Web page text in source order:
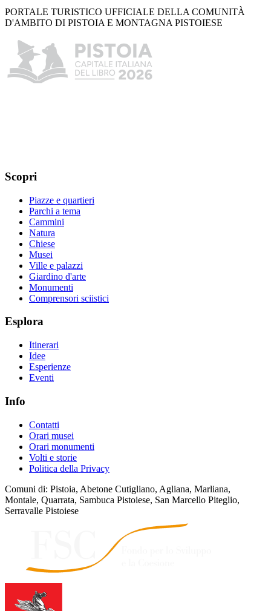
PORTALE TURISTICO UFFICIALE DELLA COMUNITÀ
D'AMBITO DI PISTOIA E MONTAGNA PISTOIESE
Scopri
Piazze e quartieri
Parchi a tema
Cammini
Natura
Chiese
Musei
Ville e palazzi
Giardino d'arte
Monumenti
Comprensori sciistici
Esplora
Itinerari
Idee
Esperienze
Eventi
Info
Contatti
Orari musei
Orari monumenti
Volti e storie
Politica della Privacy
Comuni di: Pistoia, Abetone Cutigliano, Agliana, Marliana,
Montale, Quarrata, Sambuca Pistoiese, San Marcello Piteglio,
Serravalle Pistoiese